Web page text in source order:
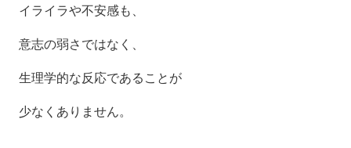
イライラや不安感も、
意志の弱さではなく、
生理学的な反応であることが
少なくありません。